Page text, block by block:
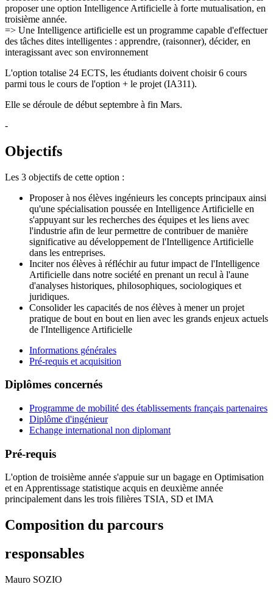
proposer une option Intelligence Artificielle à forte mutualisation, en
troisième année.
=> Une Intelligence artificielle est un programme capable d'effectuer
des tâches dites intelligentes : apprendre, (raisonner), décider, en
interagissant avec son environnement
L'option totalise 24 ECTS, les étudiants doivent choisir 6 cours
parmi tous le cours de l'option + le projet (IA311).
Elle se déroule de début septembre à fin Mars.
-
Objectifs
Les 3 objectifs de cette option :
Proposer à nos élèves ingénieurs les concepts principaux ainsi
qu'une spécialisation poussée en Intelligence Artificielle en
s'appuyant sur les recherches des équipes et les liens avec
l'industrie afin de leur permettre de contribuer de manière
significative au développement de l'Intelligence Artificielle
dans les entreprises.
Inciter nos élèves à réfléchir au futur impact de l'Intelligence
Artificielle dans notre société en prenant un recul à l'aune
d'analyses historiques, philosophiques, sociologiques et
juridiques.
Consolider les capacités de nos élèves à mener un projet
pratique de bout en bout en lien avec les grands enjeux actuels
de l'Intelligence Artificielle
Informations générales
Pré-requis et acquisition
Diplômes concernés
Programme de mobilité des établissements français partenaires
Diplôme d'ingénieur
Echange international non diplomant
Pré-requis
L'option de troisième année s'appuie sur un bagage en Optimisation
et en Apprentissage statistique acquis en deuxième année
principalement dans les trois filières TSIA, SD et IMA
Composition du parcours
responsables
Mauro SOZIO